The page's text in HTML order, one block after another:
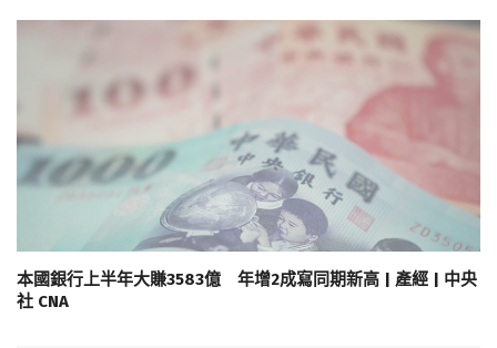
本國銀行上半年大賺3583億 年增2成寫同期新高 | 產經 | 中央
社 CNA